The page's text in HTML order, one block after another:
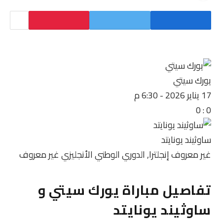
يورك سيتي
17 يناير 2026
-6:30 م
0
:
0
ساوثيند يونايتد
غير معروفإنجلترا, الدوري الوطني الأنجليزيغير معروف
تفاصيل مباراة يورك سيتي و
ساوثيند يونايتد